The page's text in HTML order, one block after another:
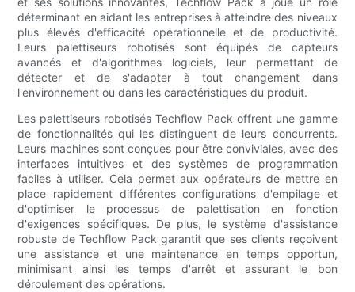
déterminant en aidant les entreprises à atteindre des niveaux
plus élevés d'efficacité opérationnelle et de productivité.
Leurs palettiseurs robotisés sont équipés de capteurs
avancés et d'algorithmes logiciels, leur permettant de
détecter et de s'adapter à tout changement dans
l'environnement ou dans les caractéristiques du produit.
Les palettiseurs robotisés Techflow Pack offrent une gamme
de fonctionnalités qui les distinguent de leurs concurrents.
Leurs machines sont conçues pour être conviviales, avec des
interfaces intuitives et des systèmes de programmation
faciles à utiliser. Cela permet aux opérateurs de mettre en
place rapidement différentes configurations d'empilage et
d'optimiser le processus de palettisation en fonction
d'exigences spécifiques. De plus, le système d'assistance
robuste de Techflow Pack garantit que ses clients reçoivent
une assistance et une maintenance en temps opportun,
minimisant ainsi les temps d'arrêt et assurant le bon
déroulement des opérations.